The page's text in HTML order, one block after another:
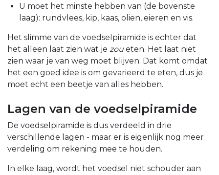
U moet het minste hebben van (de bovenste
laag): rundvlees, kip, kaas, oliën, eieren en vis.
Het slimme van de voedselpiramide is echter dat
het alleen laat zien wat je zou eten. Het laat niet
zien waar je van weg moet blijven. Dat komt omdat
het een goed idee is om gevarieerd te eten, dus je
moet echt een beetje van alles hebben.
Lagen van de voedselpiramide
De voedselpiramide is dus verdeeld in drie
verschillende lagen - maar er is eigenlijk nog meer
verdeling om rekening mee te houden.
In elke laag, wordt het voedsel niet schouder aan